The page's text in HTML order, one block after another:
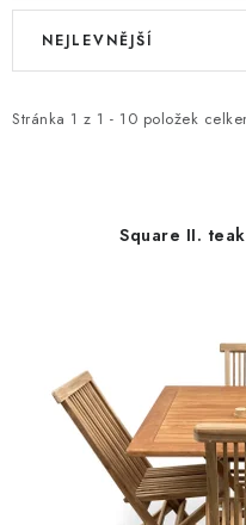
Kontakty Moje objednávka
Obchodní podmínky
Nákup na splátky ESSOX
V
i
Stránka 1 z 1 - 10 položek
Ř
e
NEJLEVNĚJŠÍ
Square II.